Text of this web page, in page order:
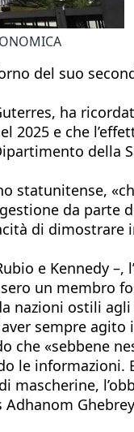
del suo
ha
e che
della
statunitense,
da parte
di
e Kennedy
un membro
nazioni ostili
sempre
che «sebbene
le
mascherine,